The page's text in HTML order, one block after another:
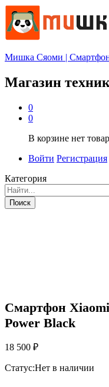
Мишка Сяоми |
Магазин
0
0
В корзине нет
Войти Регистрация
Категория
Поиск
Смартфон
Power Black
18 500 ₽
Статус:Нет в наличии